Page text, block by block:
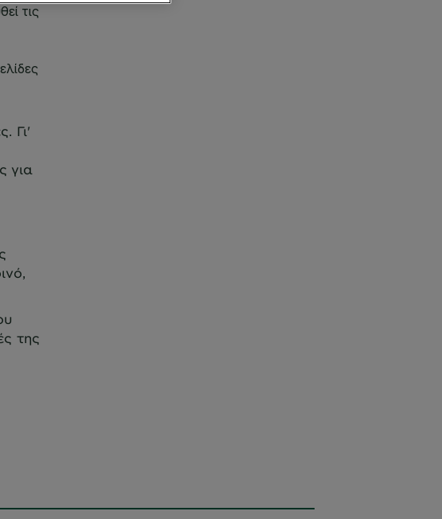
Γι'
για
της